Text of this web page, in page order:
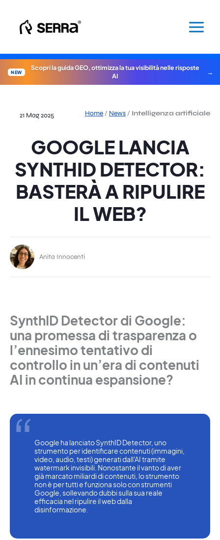
contenuto
NEW
Scopri la guida GEO, ottimizza la tua visibilità nelle risposte
AI
Home / News / Intelligenza artificiale
21 Mag 2025
GOOGLE LANCIA
SYNTHID DETECTOR:
BASTERÀ A RIPULIRE
IL WEB?
Anita Innocenti
SynthID Detector di Google:
una promessa di trasparenza o
l’ennesimo tentativo di
controllo in un’era di contenuti
AI in continua espansione?
Google ha lanciato SynthID Detector, uno
strumento per identificare contenuti (immagini,
video, audio, testi) generati dall'AI tramite
watermark invisibili. Nonostante il vanto di aver
già marcato miliardi di contenuti, lo strumento
non è per tutti e funziona solo con strumenti
Google, sollevando dubbi sulla sua reale
efficacia nel ripulire il web dalla
disinformazione.